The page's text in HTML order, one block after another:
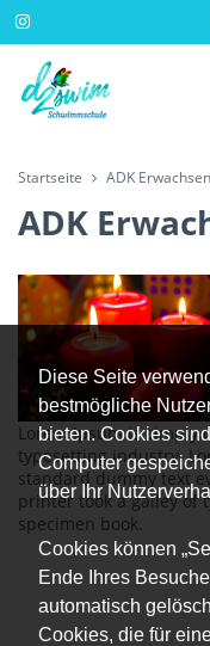
Diese Seite
bestmögliche
bieten. Cookies
Computer
über Ihr
Cookies können
Ende Ihres
automatisch
Cookies, die für
Startseite ADK
ADK
Lorem Ipsum is simply
typesetting industry.
standard dummy text
printer took a galley of
specimen book.